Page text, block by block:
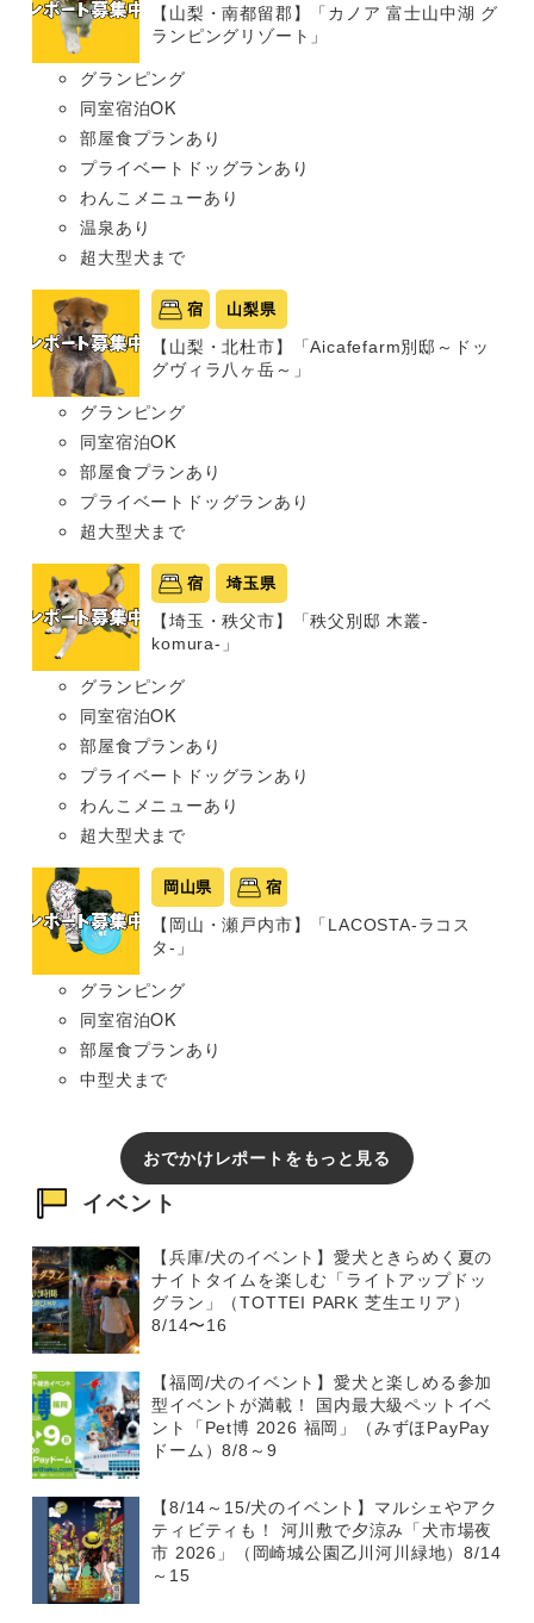
【山梨・南都留郡】「カノア 富士山中湖 グ
ランピングリゾート」
グランピング
同室宿泊OK
部屋食プランあり
プライベートドッグランあり
わんこメニューあり
温泉あり
超大型犬まで
宿 山梨県
【山梨・北杜市】「Aicafefarm別邸～ドッ
グヴィラ八ヶ岳～」
グランピング
同室宿泊OK
部屋食プランあり
プライベートドッグランあり
超大型犬まで
宿 埼玉県
【埼玉・秩父市】「秩父別邸 木叢-
komura-」
グランピング
同室宿泊OK
部屋食プランあり
プライベートドッグランあり
わんこメニューあり
超大型犬まで
岡山県 宿
【岡山・瀬戸内市】「LACOSTA-ラコス
タ-」
グランピング
同室宿泊OK
部屋食プランあり
中型犬まで
おでかけレポートをもっと見る
イベント
【兵庫/犬のイベント】愛犬ときらめく夏の
ナイトタイムを楽しむ「ライトアップドッ
グラン」（TOTTEI PARK 芝生エリア）
8/14〜16
【福岡/犬のイベント】愛犬と楽しめる参加
型イベントが満載！ 国内最大級ペットイベ
ント「Pet博 2026 福岡」（みずほPayPay
ドーム）8/8～9
【8/14～15/犬のイベント】マルシェやアク
ティビティも！ 河川敷で夕涼み「犬市場夜
市 2026」（岡崎城公園乙川河川緑地）8/14
～15